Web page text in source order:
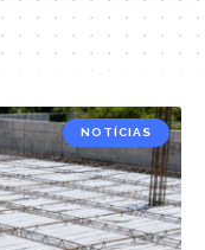
NOTÍCIAS